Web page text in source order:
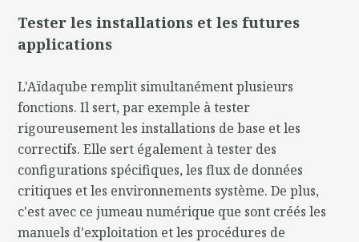
Tester les installations et les futures
applications
L'Aïdaqube remplit simultanément plusieurs
fonctions. Il sert, par exemple à tester
rigoureusement les installations de base et les
correctifs. Elle sert également à tester des
configurations spécifiques, les flux de données
critiques et les environnements système. De plus,
c'est avec ce jumeau numérique que sont créés les
manuels d'exploitation et les procédures de